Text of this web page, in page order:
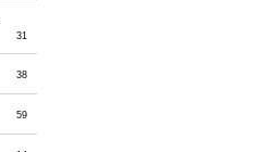
31
38
59